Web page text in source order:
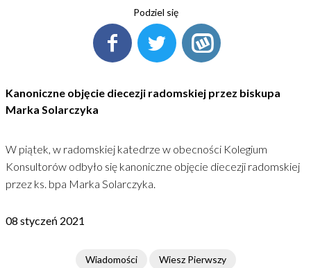
Podziel się
Kanoniczne objęcie diecezji radomskiej przez biskupa
Marka Solarczyka
W piątek, w radomskiej katedrze w obecności Kolegium
Konsultorów odbyło się kanoniczne objęcie diecezji radomskiej
przez ks. bpa Marka Solarczyka.
08 styczeń 2021
Wiadomości Wiesz Pierwszy